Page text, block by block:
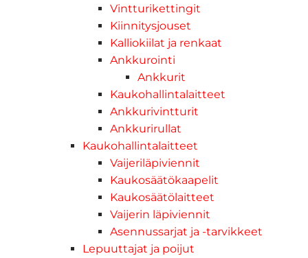
Vintturikettingit
Kiinnitysjouset
Kalliokiilat ja renkaat
Ankkurointi
Ankkurit
Kaukohallintalaitteet
Ankkurivintturit
Ankkurirullat
Kaukohallintalaitteet
Vaijeriläpiviennit
Kaukosäätökaapelit
Kaukosäätölaitteet
Vaijerin läpiviennit
Asennussarjat ja -tarvikkeet
Lepuuttajat ja poijut